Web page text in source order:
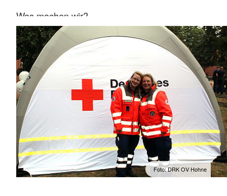
Was machen wir?
Durchführen von Sanitätsdiensten
Verpflegungs- und Betreuungseinsätze in
Großschadenslagen
Mithilfe bei regelmäßig stattfindenden
Blutspenden
Die Mitglieder der Bereitschaft treffen sich
jeden 2. Dienstag(gerade Woche)von 19 bis
21 Uhr.
Mehr anzeigen Foto: DRK OV Hohne